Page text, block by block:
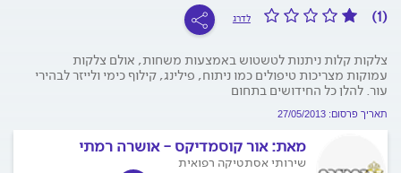
(1) לדרג
צלקות קלות ניתנות לטשטוש באמצעות משחות, אולם צלקות
עמוקות מצריכות טיפולים כמו ניתוח, פילינג, קילוף כימי ולייזר לבהירי
עור. להלן כל החידושים בתחום
תאריך פרסום: 27/05/2013
מאת: אור קוסמדיקס - אושרה רמתי
שירותי אסתטיקה רפואית